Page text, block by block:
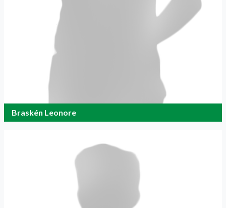
Braskén Leonore